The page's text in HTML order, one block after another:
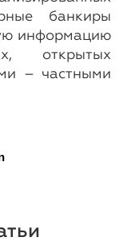
банкиры
информацию
открытых
– частными